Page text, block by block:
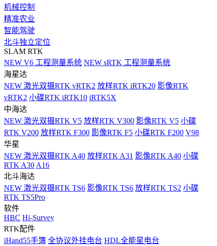
机械控制
精准农业
智能驾驶
北斗独立定位
SLAM RTK
NEW V6 工程测量系统 NEW sRTK 工程测量系统
海星达
NEW 激光双摄RTK vRTK2 放样RTK iRTK20 影像RTK
vRTK2 小碟RTK iRTK10 iRTK5X
中海达
NEW 激光双摄RTK V5 放样RTK V300 影像RTK V5 小碟
RTK V200 放样RTK F300 影像RTK F5 小碟RTK F200 V98
华星
NEW 激光双摄RTK A40 放样RTK A31 影像RTK A40 小碟
RTK A30 A16
北斗海达
NEW 激光双摄RTK TS6 影像RTK TS6 放样RTK TS2 小碟
RTK TS5Pro
软件
HBC Hi-Survey
RTK配件
iHand55手簿 全协议外挂电台 HDL全能星电台